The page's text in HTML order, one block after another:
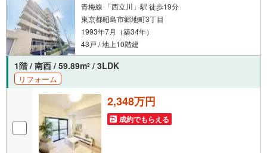
青梅線 「西立川」駅 徒歩19分
東京都昭島市郷地町3丁目
1993年7月（築34年）
43戸 / 地上10階建
1階 / 南西 / 59.89m2 / 3LDK
リフォーム
2,348万円
成約でもらえる